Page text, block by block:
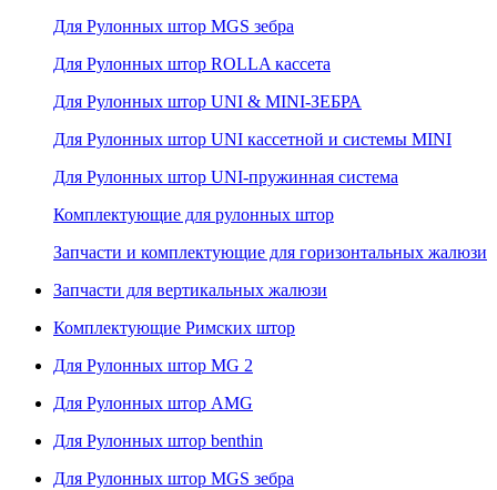
Для Рулонных штор MGS зебра
Для Рулонных штор ROLLA кассета
Для Рулонных штор UNI & MINI-ЗЕБРА
Для Рулонных штор UNI кассетной и системы MINI
Для Рулонных штор UNI-пружинная система
Комплектующие для рулонных штор
Запчасти и комплектующие для горизонтальных жалюзи
Запчасти для вертикальных жалюзи
Комплектующие Римских штор
Для Рулонных штор MG 2
Для Рулонных штор AMG
Для Рулонных штор benthin
Для Рулонных штор MGS зебра